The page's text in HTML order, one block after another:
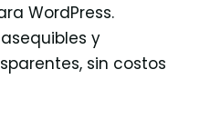
WordPress.
y
sin costos